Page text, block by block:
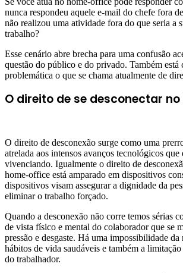
nunca respondeu aquele e-mail do chefe fora
não realizou uma atividade fora do que seria a
trabalho?
Esse cenário abre brecha para uma confusão
questão do público e do privado. Também está
problemática o que se chama atualmente de
O direito de se desconectar
O direito de desconexão surge como uma
atrelada aos intensos avanços tecnológicos que
vivenciando. Igualmente o direito de
home-office está amparado em dispositivos
dispositivos visam assegurar a dignidade da
eliminar o trabalho forçado.
Quando a desconexão não corre temos sérias
de vista físico e mental do colaborador que se
pressão e desgaste. Há uma impossibilidade da
hábitos de vida saudáveis e também a
do trabalhador.